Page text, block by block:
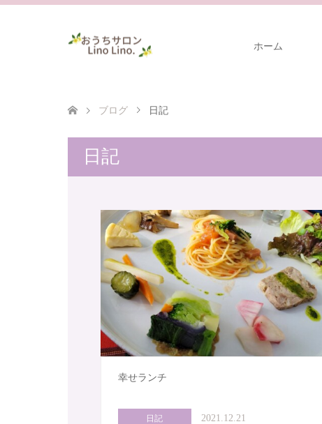
ホーム
ブログ 日記
日記
幸せランチ
日記 2021.12.21